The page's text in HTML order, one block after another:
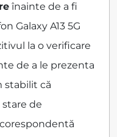
înainte de a fi
Galaxy A13 5G
la o verificare
de a le prezenta
stabilit că
de